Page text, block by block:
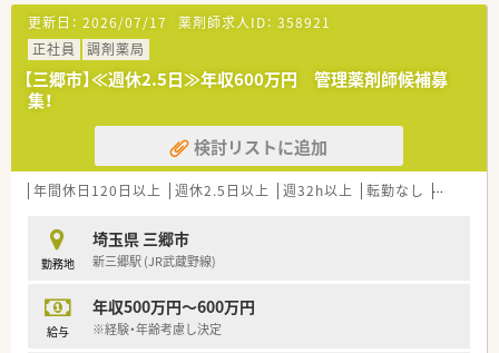
■労務・財務以外にも在庫も本社レベルで管理しており、万全の
サポート体制が整っています！
＼ 働く環境 ／
■本部にも薬剤師がいるため、ヘルプ体制が整っております。
■年間休日は120日以上！メリハリをもって勤務が可能です。
＼ こんな店舗です ／
■近隣のクリニックの処方箋を応需しておりますが、近所の方が
いたします。
内科・脳外科がメインで1日の処方箋枚数は50枚/日ほど。
■門前のCLとの関係性も良好で疑義等もしやすい環境です
すので、クレームもほぼございません（高齢の患者様が多い傾向
です）
更新日： 2026/07/17 薬剤師求人ID： 358921
正社員
調剤薬局
【三郷市】≪週休2.5日≫年収600万円 管理薬剤師候補募
集！
検討リストに追加
年間休日120日以上 週休2.5日以上 週32h以上 転勤なし 車通勤可
勤務地
埼玉県 三郷市
新三郷駅 (JR武蔵野線)
給与
年収500万円～600万円
※経験・年齢考慮し決定